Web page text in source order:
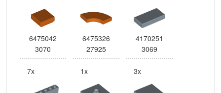
6475042
3070
6475326
27925
4170251
3069
7x 1x 3x